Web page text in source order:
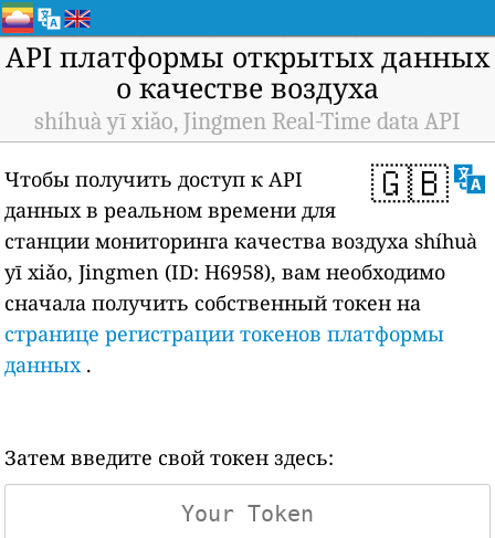
API платформы открытых данных
о качестве воздуха
shíhuà yī xiǎo, Jingmen Real-Time data API
🇬🇧
Чтобы получить доступ к API
данных в реальном времени для
станции мониторинга качества воздуха shíhuà
yī xiǎo, Jingmen (ID: H6958), вам необходимо
сначала получить собственный токен на
странице регистрации токенов платформы
данных.
Затем введите свой токен здесь: